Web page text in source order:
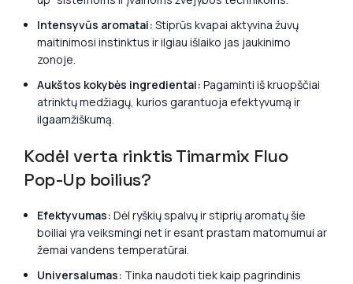
Intensyvūs aromatai: Stiprūs kvapai aktyvina žuvų
maitinimosi instinktus ir ilgiau išlaiko jas jaukinimo
zonoje.
Aukštos kokybės ingredientai: Pagaminti iš kruopščiai
atrinktų medžiagų, kurios garantuoja efektyvumą ir
ilgaamžiškumą.
Kodėl verta rinktis Timarmix Fluo
Pop-Up boilius?
Efektyvumas: Dėl ryškių spalvų ir stiprių aromatų šie
boiliai yra veiksmingi net ir esant prastam matomumui ar
žemai vandens temperatūrai.
Universalumas: Tinka naudoti tiek kaip pagrindinis